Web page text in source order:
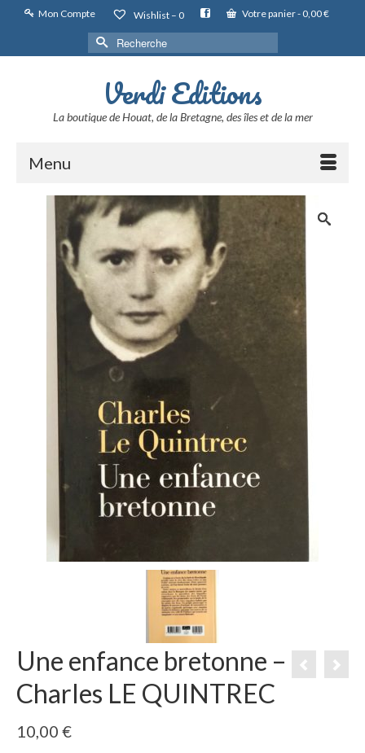
Mon Compte Wishlist – 0 Votre panier- 0,00€
Rechercher :
Verdi Editions
La boutique de Houat, de la Bretagne, des îles et de la mer
Menu
Une enfance bretonne –
Charles LE QUINTREC
10,00 €